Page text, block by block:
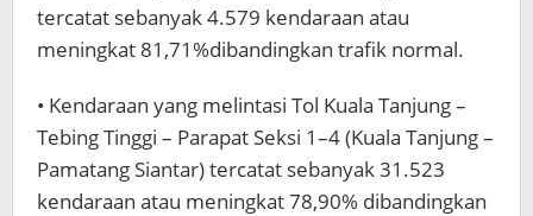
tercatat sebanyak 4.579 kendaraan atau
meningkat 81,71%dibandingkan trafik normal.
• Kendaraan yang melintasi Tol Kuala Tanjung –
Tebing Tinggi – Parapat Seksi 1–4 (Kuala Tanjung –
Pamatang Siantar) tercatat sebanyak 31.523
kendaraan atau meningkat 78,90% dibandingkan